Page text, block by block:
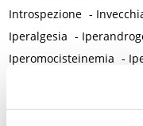
Introspezione -
Iperalgesia -
Iperomocisteinemia -